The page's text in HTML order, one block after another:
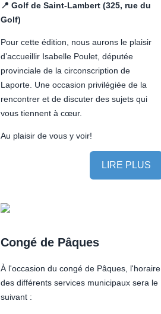
📍 Golf de Saint-Lambert (325, rue du
Golf)
Pour cette édition, nous aurons le plaisir
d’accueillir Isabelle Poulet, députée
provinciale de la circonscription de
Laporte. Une occasion privilégiée de la
rencontrer et de discuter des sujets qui
vous tiennent à cœur.
Au plaisir de vous y voir!
LIRE PLUS
Congé de Pâques
À l'occasion du congé de Pâques, l'horaire
des différents services municipaux sera le
suivant :